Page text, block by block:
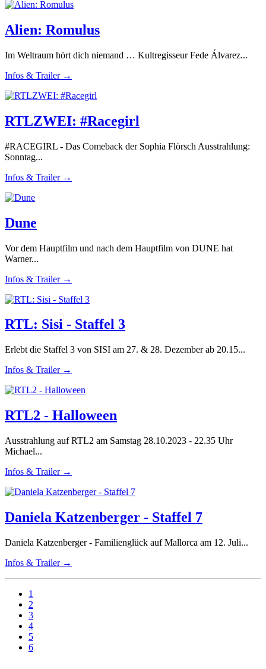
Alien: Romulus
Im Weltraum hört dich niemand … Kultregisseur Fede Álvarez...
Infos & Trailer →
RTLZWEI: #Racegirl
#RACEGIRL - Das Comeback der Sophia Flörsch Ausstrahlung:
Sonntag...
Infos & Trailer →
Dune
Vor dem Hauptfilm und nach dem Hauptfilm von DUNE hat
Warner...
Infos & Trailer →
RTL: Sisi - Staffel 3
Erlebt die Staffel 3 von SISI am 27. & 28. Dezember ab 20.15...
Infos & Trailer →
RTL2 - Halloween
Ausstrahlung auf RTL2 am Samstag 28.10.2023 - 22.35 Uhr
Michael...
Infos & Trailer →
Daniela Katzenberger - Staffel 7
Daniela Katzenberger - Familienglück auf Mallorca am 12. Juli...
Infos & Trailer →
1
2
3
4
5
6